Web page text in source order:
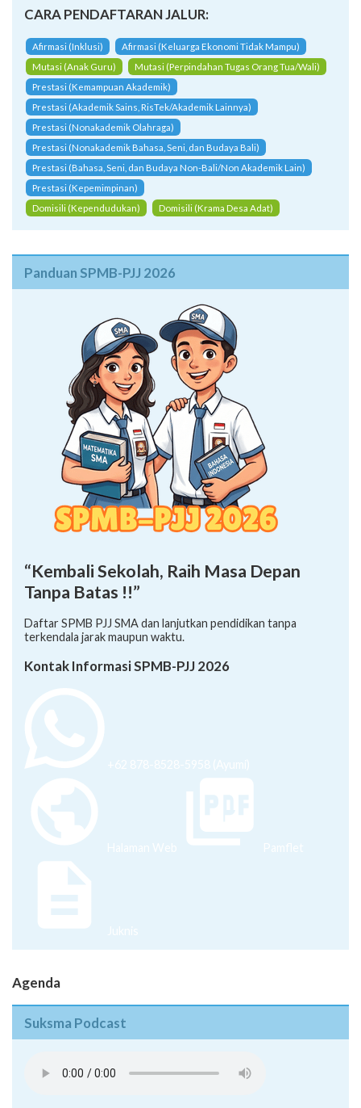
CARA PENDAFTARAN JALUR:
Afirmasi (Inklusi)
Afirmasi (Keluarga Ekonomi Tidak Mampu)
Mutasi (Anak Guru)
Mutasi (Perpindahan Tugas Orang Tua/Wali)
Prestasi (Kemampuan Akademik)
Prestasi (Akademik Sains, RisTek/Akademik Lainnya)
Prestasi (Nonakademik Olahraga)
Prestasi (Nonakademik Bahasa, Seni, dan Budaya Bali)
Prestasi (Bahasa, Seni, dan Budaya Non-Bali/Non Akademik Lain)
Prestasi (Kepemimpinan)
Domisili (Kependudukan)
Domisili (Krama Desa Adat)
Panduan SPMB-PJJ 2026
“Kembali Sekolah, Raih Masa Depan
Tanpa Batas !!”
Daftar SPMB PJJ SMA dan lanjutkan pendidikan tanpa
terkendala jarak maupun waktu.
Kontak Informasi SPMB-PJJ 2026
+62 878-8528-5958 (Ayumi)
Halaman Web Pamflet
Juknis
Agenda
Suksma Podcast